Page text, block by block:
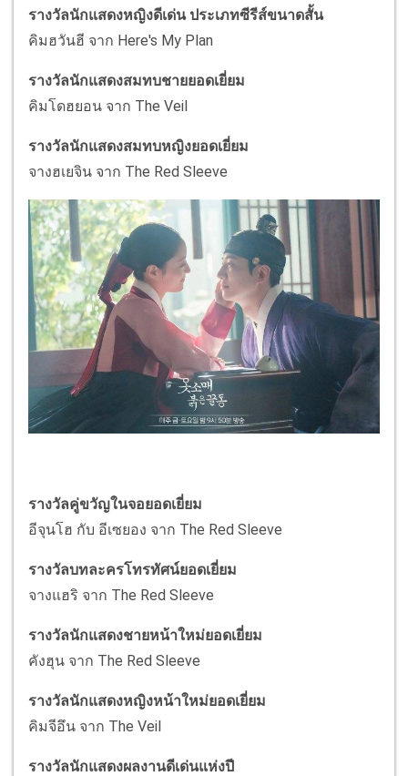
รางวัลนักแสดงหญิงดีเด่น ประเภทซีรีส์ขนาดสั้น
คิมฮวันฮี จาก Here's My Plan
รางวัลนักแสดงสมทบชายยอดเยี่ยม
คิมโดฮยอน จาก The Veil
รางวัลนักแสดงสมทบหญิงยอดเยี่ยม
จางฮเยจิน จาก The Red Sleeve
รางวัลคู่ขวัญในจอยอดเยี่ยม
อีจุนโฮ กับ อีเซยอง จาก The Red Sleeve
รางวัลบทละครโทรทัศน์ยอดเยี่ยม
จางแฮริ จาก The Red Sleeve
รางวัลนักแสดงชายหน้าใหม่ยอดเยี่ยม
คังฮุน จาก The Red Sleeve
รางวัลนักแสดงหญิงหน้าใหม่ยอดเยี่ยม
คิมจีอึน จาก The Veil
รางวัลนักแสดงผลงานดีเด่นแห่งปี